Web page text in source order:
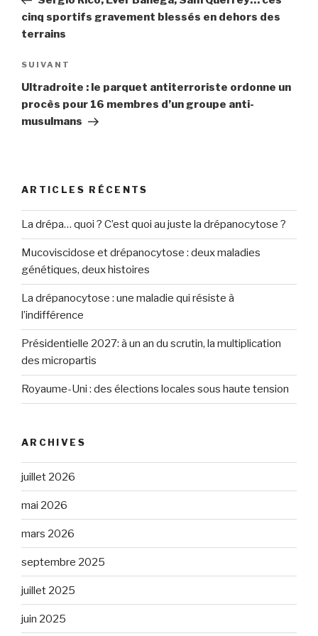
l’article
cinq sportifs gravement blessés en dehors des
terrains
Article
suivant
SUIVANT
Ultradroite : le parquet antiterroriste ordonne un
procès pour 16 membres d’un groupe anti-
musulmans
ARTICLES RÉCENTS
La drépa… quoi ? C’est quoi au juste la drépanocytose ?
Mucoviscidose et drépanocytose : deux maladies
génétiques, deux histoires
La drépanocytose : une maladie qui résiste à
l’indifférence
Présidentielle 2027: à un an du scrutin, la multiplication
des micropartis
Royaume-Uni : des élections locales sous haute tension
ARCHIVES
juillet 2026
mai 2026
mars 2026
septembre 2025
juillet 2025
juin 2025